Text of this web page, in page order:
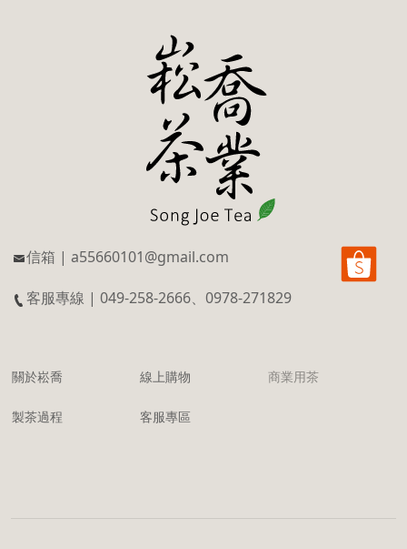
信箱 | a55660101@gmail.com
客服專線 | 049-258-2666、0978-271829
關於崧喬 線上購物 商業用茶
製茶過程 客服專區